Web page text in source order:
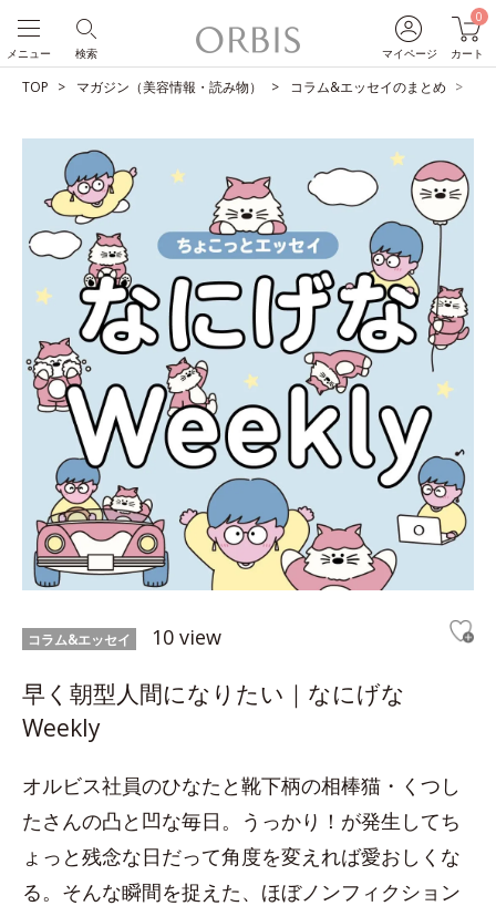
マイページ
0
カート
検索
メニュー
TOP マガジン（美容情報・読み物） コラム&エッセイのまとめ
コラム&エッセイ 10 view
早く朝型人間になりたい｜なにげな
Weekly
オルビス社員のひなたと靴下柄の相棒猫・くつし
たさんの凸と凹な毎日。うっかり！が発生してち
ょっと残念な日だって角度を変えれば愛おしくな
る。そんな瞬間を捉えた、ほぼノンフィクション